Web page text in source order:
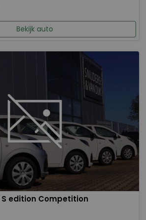
Bekijk auto
S edition Competition